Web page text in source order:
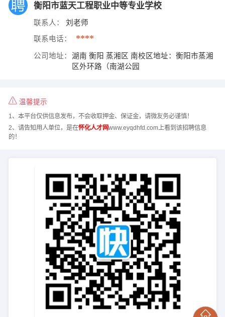
衡阳市蓝天工程职业中等专业学校
联系人： 刘老师
联系电话： ****
公司地址：
湖南 衡阳 蒸湘区 南校区地址：衡阳市蒸湘
区外环路（南湖公园
温馨提示
1、本平台仅供信息发布，不会收取押金、保证金，请微友务必谨慎！
2、请告知用人单位，是在怀化人才网www.eyqdhfd.com上看到该招聘信息
的！